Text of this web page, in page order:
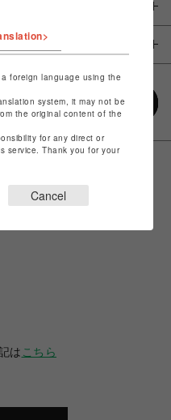
は こちら
foreign language using the
system, it may not be
the original content of the
for any direct or
service. Thank you for your
Cancel